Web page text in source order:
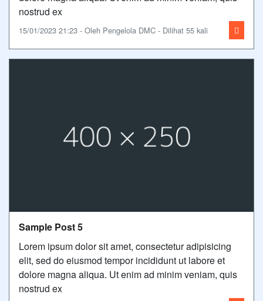
nostrud ex
15/01/2023 21:23 - Oleh Pengelola DMC - Dilihat 55 kali
Sample Post 5
Lorem ipsum dolor sit amet, consectetur adipisicing
elit, sed do eiusmod tempor incididunt ut labore et
dolore magna aliqua. Ut enim ad minim veniam, quis
nostrud ex